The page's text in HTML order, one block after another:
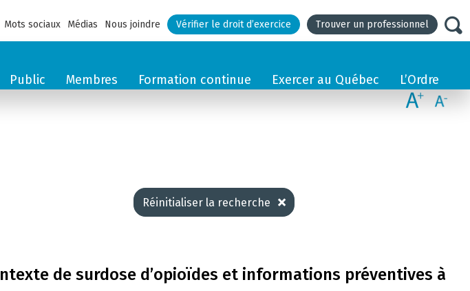
Mots sociaux Médias Nous joindre Vérifier le droit d’exercice Trouver un professionnel
Public Membres Formation continue Exercer au Québec L’Ordre
Réinitialiser la recherche
de surdose d’opioïdes et informations préventives à